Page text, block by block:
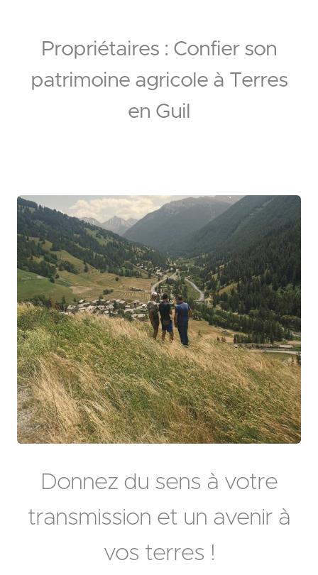
Propriétaires : Confier son
patrimoine agricole à Terres
en Guil
Donnez du sens à votre
transmission et un avenir à
vos terres !